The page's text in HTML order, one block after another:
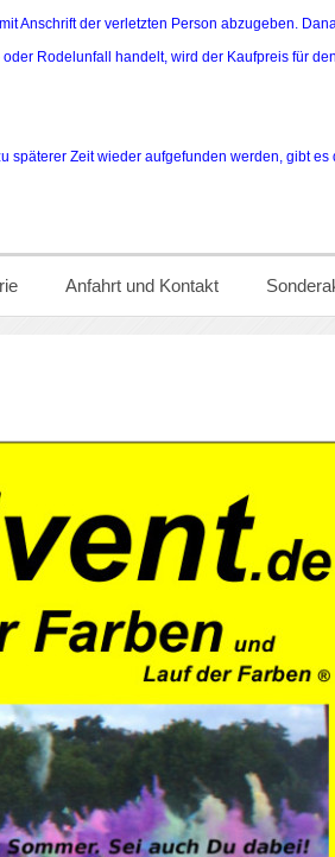
Anschrift der verletzten Person abzugeben.
Rodelunfall handelt, wird der Kaufpreis für
Zeit wieder aufgefunden werden, gibt es
Anfahrt und Kontakt